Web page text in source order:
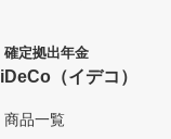
確定拠出年金
iDeCo（イデコ）
商品一覧